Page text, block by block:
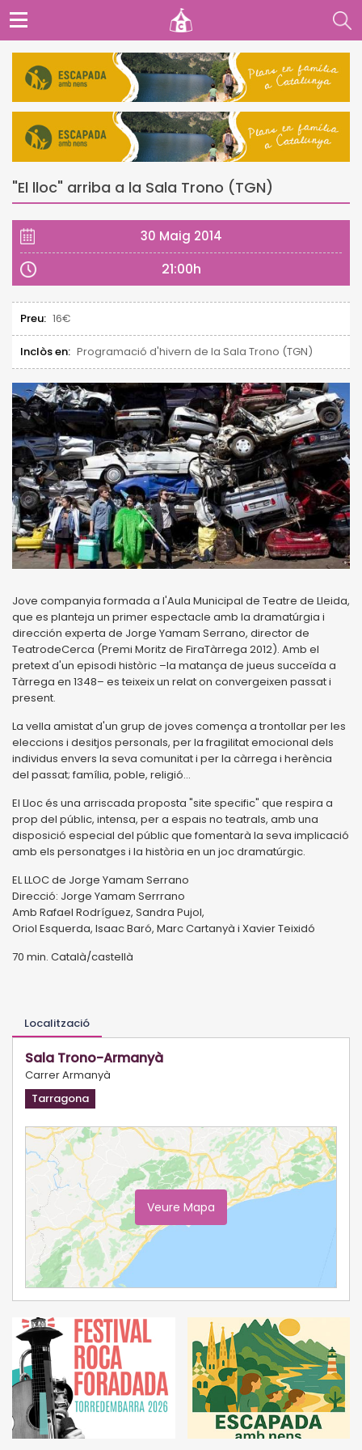
"El lloc" arriba a la Sala Trono (TGN)
30 Maig 2014
21:00h
Preu: 16€
Inclòs en: Programació d'hivern de la Sala Trono (TGN)
Jove companyia formada a l'Aula Municipal de Teatre de Lleida,
que es planteja un primer espectacle amb la dramatúrgia i
dirección experta de Jorge Yamam Serrano, director de
TeatrodeCerca (Premi Moritz de FiraTàrrega 2012). Amb el
pretext d'un episodi històric –la matança de jueus succeïda a
Tàrrega en 1348– es teixeix un relat on convergeixen passat i
present.
La vella amistat d'un grup de joves comença a trontollar per les
eleccions i desitjos personals, per la fragilitat emocional dels
individus envers la seva comunitat i per la càrrega i herència
del passat; família, poble, religió...
El Lloc és una arriscada proposta "site specific" que respira a
prop del públic, intensa, per a espais no teatrals, amb una
disposició especial del públic que fomentarà la seva implicació
amb els personatges i la història en un joc dramatúrgic.
EL LLOC de Jorge Yamam Serrano
Direcció: Jorge Yamam Serrrano
Amb Rafael Rodríguez, Sandra Pujol,
Oriol Esquerda, Isaac Baró, Marc Cartanyà i Xavier Teixidó
70 min. Català/castellà
Localització
Sala Trono-Armanyà
Carrer Armanyà
Tarragona
Veure Mapa